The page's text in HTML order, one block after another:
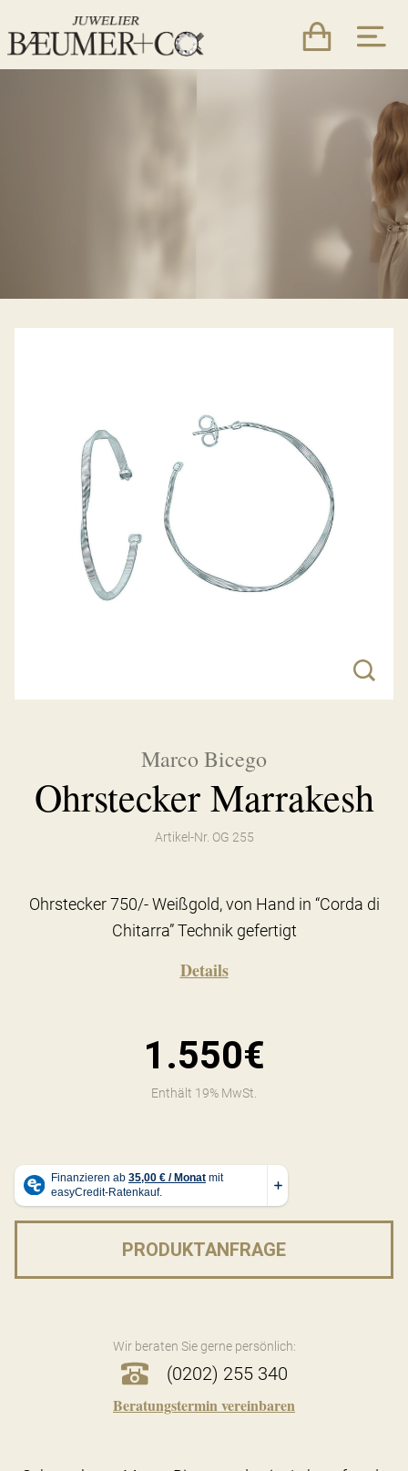
Marco Bicego
Ohrstecker Marrakesh
Artikel-Nr. OG 255
Ohrstecker 750/- Weißgold, von Hand in “Corda di
Chitarra” Technik gefertigt
Details
1.550€
Enthält 19% MwSt.
PRODUKTANFRAGE
Wir beraten Sie gerne persönlich:
(0202) 255 340
Beratungstermin vereinbaren